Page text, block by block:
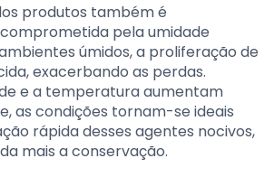
produtos também é
pela umidade
úmidos, a proliferação de
exacerbando as perdas.
e a temperatura aumentam
as condições tornam-se ideais
rápida desses agentes nocivos,
mais a conservação.